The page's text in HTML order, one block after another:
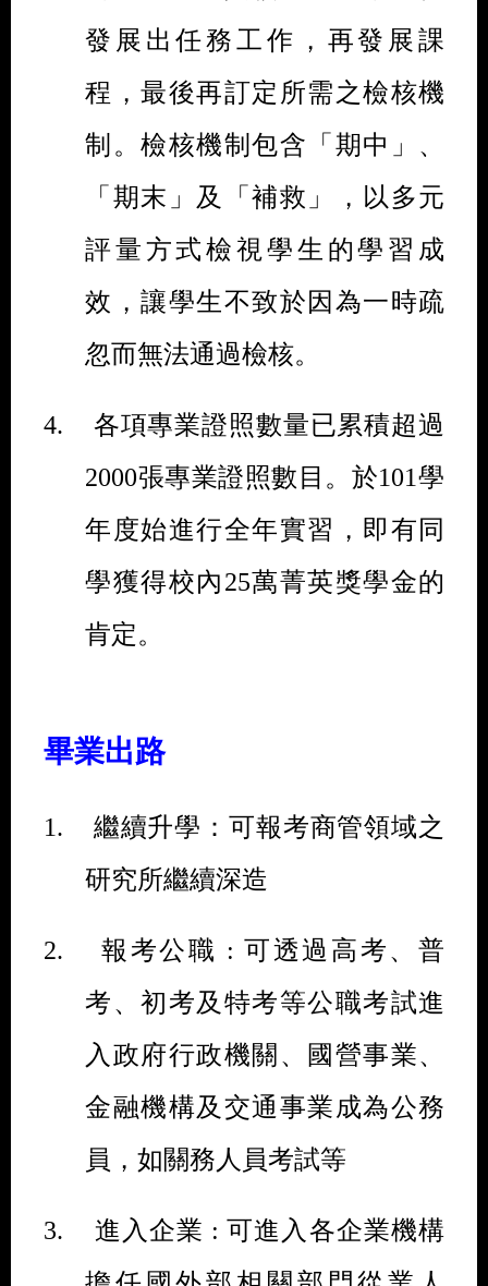
發展出任務工作，再發展課
程，最後再訂定所需之檢核機
制。檢核機制包含「期中」、
「期末」及「補救」，以多元
評量方式檢視學生的學習成
效，讓學生不致於因為一時疏
忽而無法通過檢核。
4. 各項專業證照數量已累積超過
2000張專業證照數目。於101學
年度始進行全年實習，即有同
學獲得校內25萬菁英獎學金的
肯定。
畢業出路
1. 繼續升學：可報考商管領域之
研究所繼續深造
2. 報考公職 : 可透過高考、普
考、初考及特考等公職考試進
入政府行政機關、國營事業、
金融機構及交通事業成為公務
員，如關務人員考試等
3. 進入企業 :可進入各企業機構